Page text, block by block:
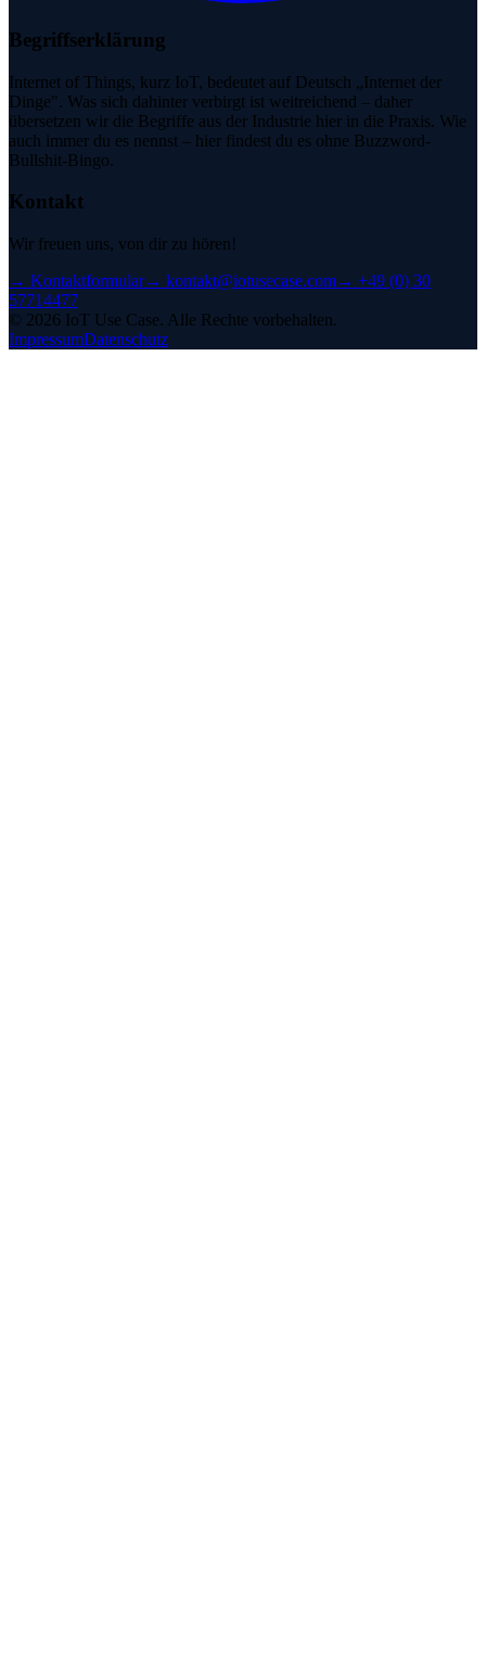
Begriffserklärung
Internet of Things, kurz IoT, bedeutet auf Deutsch „Internet der
Dinge". Was sich dahinter verbirgt ist weitreichend – daher
übersetzen wir die Begriffe aus der Industrie hier in die Praxis. Wie
auch immer du es nennst – hier findest du es ohne Buzzword-
Bullshit-Bingo.
Kontakt
Wir freuen uns, von dir zu hören!
→ Kontaktformular→ kontakt@iotusecase.com→ +49 (0) 30
57714477
© 2026 IoT Use Case. Alle Rechte vorbehalten.
ImpressumDatenschutz